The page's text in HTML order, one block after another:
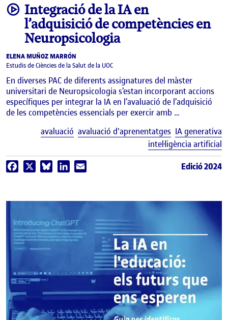
videoIntegració de la IA en
l’adquisició de competències en
Neuropsicologia
ELENA MUÑOZ MARRÓN
Estudis de Ciències de la Salut de la UOC
En diverses PAC de diferents assignatures del màster
universitari de Neuropsicologia s’estan incorporant accions
específiques per integrar la IA en l’avaluació de l’adquisició
de les competències essencials per exercir amb …
avaluació avaluació d'aprenentatges IA generativa
intel·ligència artificial
Facebook BlueskyLinkedIn Edició 2024